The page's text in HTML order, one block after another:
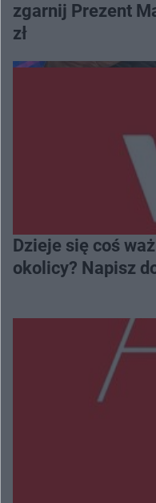
zgarnij Prezent
zł
Dzieje się coś
okolicy? Napisz